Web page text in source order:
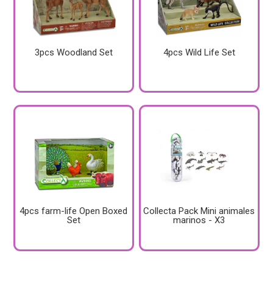
3pcs Woodland Set 4pcs Wild Life Set
4pcs farm-life Open Boxed
Set
Collecta Pack Mini animales
marinos - X3